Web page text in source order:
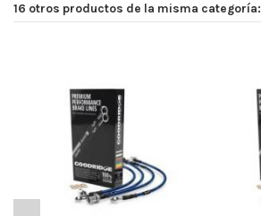
16 otros productos de la misma categoría: